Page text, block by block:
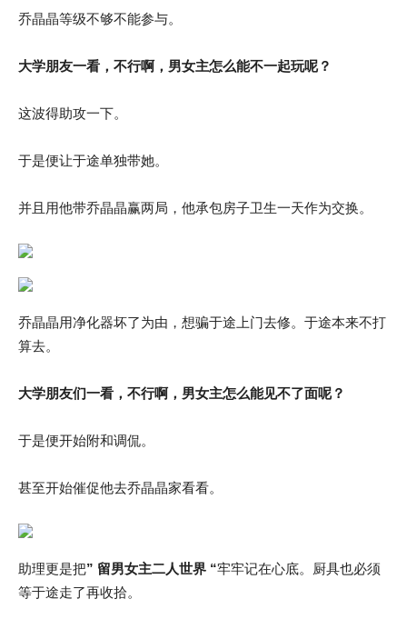
乔晶晶等级不够不能参与。
大学朋友一看，不行啊，男女主怎么能不一起玩呢？
这波得助攻一下。
于是便让于途单独带她。
并且用他带乔晶晶赢两局，他承包房子卫生一天作为交换。
乔晶晶用净化器坏了为由，想骗于途上门去修。于途本来不打
算去。
大学朋友们一看，不行啊，男女主怎么能见不了面呢？
于是便开始附和调侃。
甚至开始催促他去乔晶晶家看看。
助理更是把” 留男女主二人世界 “牢牢记在心底。厨具也必须
等于途走了再收拾。